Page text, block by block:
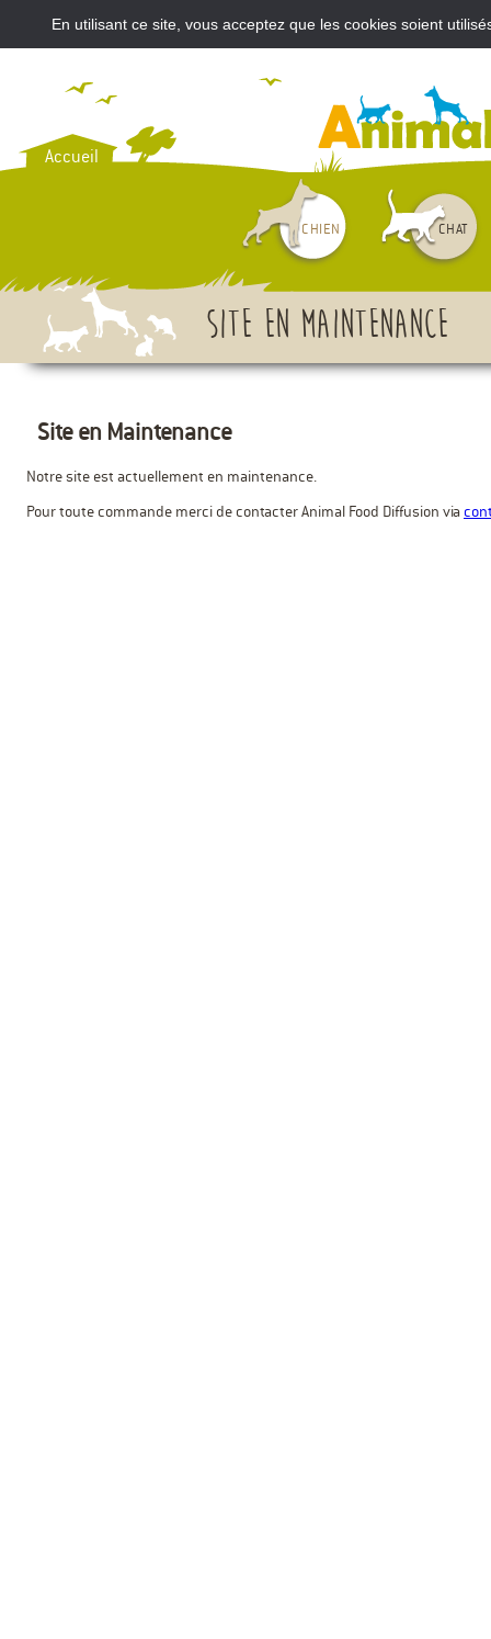
Accueil
CHIEN CHAT
Site en maintenance
Site en Maintenance
Notre site est actuellement en maintenance.
Pour toute commande merci de contacter Animal Food Diffusion via
VOUS AVEZ ACHETÉ UN
En utilisant ce site, vous acceptez que les cookies soient